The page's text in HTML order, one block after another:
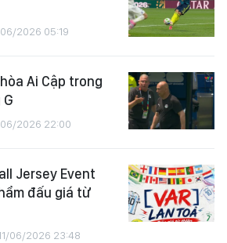
2026 05:19
Ai Cập trong
2026 22:00
Jersey Event
đấu giá từ
06/2026 23:48